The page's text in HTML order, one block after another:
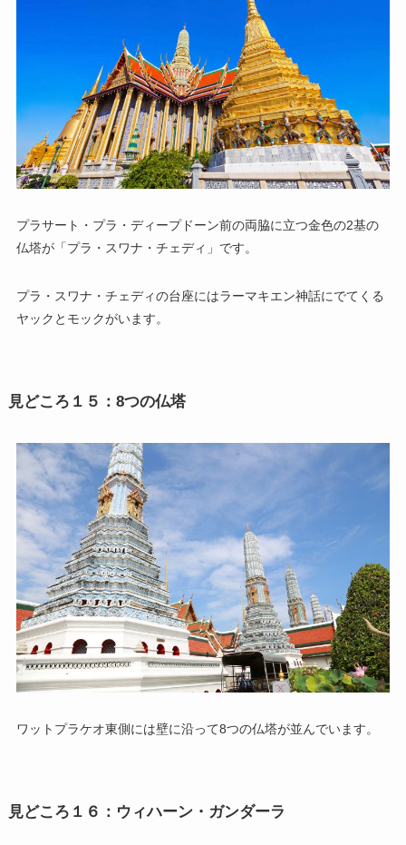
プラサート・プラ・ディープドーン前の両脇に立つ金色の2基の
仏塔が「プラ・スワナ・チェディ」です。
プラ・スワナ・チェディの台座にはラーマキエン神話にでてくる
ヤックとモックがいます。
見どころ１５：8つの仏塔
ワットプラケオ東側には壁に沿って8つの仏塔が並んでいます。
見どころ１６：ウィハーン・ガンダーラ